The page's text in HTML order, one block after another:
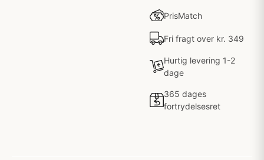
PrisMatch
Fri fragt over kr. 349
Hurtig levering 1-2
dage
365 dages
fortrydelsesret